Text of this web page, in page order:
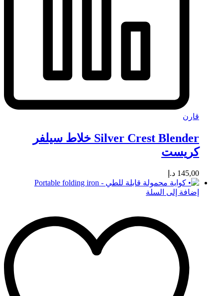
قارن
Silver Crest Blender خلاط سيلفر
كريست
145,00 د.إ
إضافة إلى السلة